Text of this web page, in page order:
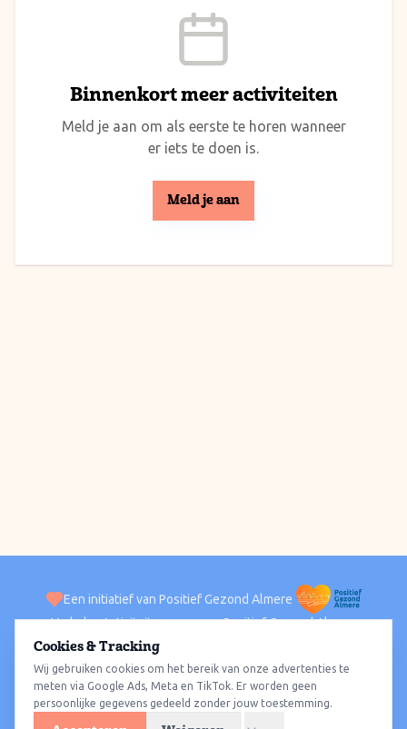
Binnenkort meer activiteiten
Meld je aan om als eerste te horen wanneer
er iets te doen is.
Meld je aan
Een initiatief van Positief Gezond Almere
VerhalenActiviteiten Positief Gezond Almere
ACTIVITEITEN PER WIJK
Alle wijkenAlmere HavenAlmere StadAlmere BuitenAlmere Poort
Almere HoutAlmere OosterwoldWat te doen
Cookies & Tracking
Wij gebruiken cookies om het bereik van onze advertenties te
meten via Google Ads, Meta en TikTok. Er worden geen
persoonlijke gegevens gedeeld zonder jouw toestemming.